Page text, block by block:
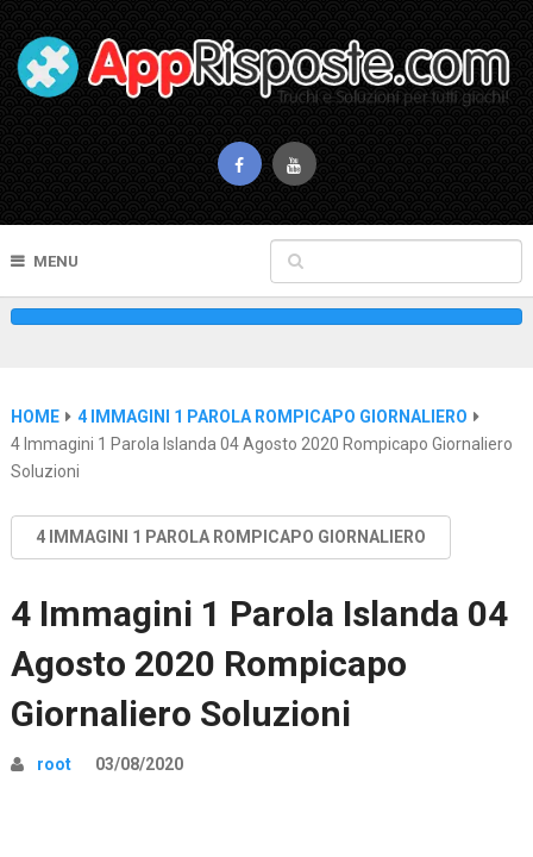
MENU
HOME
4 IMMAGINI 1 PAROLA ROMPICAPO GIORNALIERO
4 Immagini 1 Parola Islanda 04 Agosto 2020 Rompicapo Giornaliero
Soluzioni
4 IMMAGINI 1 PAROLA ROMPICAPO GIORNALIERO
4 Immagini 1 Parola Islanda 04
Agosto 2020 Rompicapo
Giornaliero Soluzioni
root 03/08/2020